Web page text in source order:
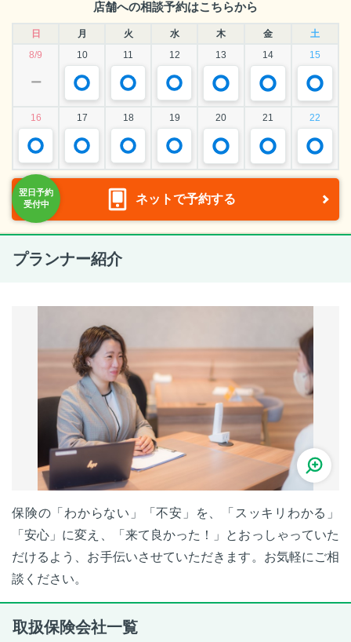
店舗への相談予約はこちらから
日 月 火 水 木 金
土
8/9
10 11 12 13 14 15
ー
16 17 18 19 20 21 22
ネットで予約する
プランナー紹介
保険の「わからない」「不安」を、「スッキリわかる」
「安心」に変え、「来て良かった！」とおっしゃっていた
だけるよう、お手伝いさせていただきます。お気軽にご相
談ください。
取扱保険会社一覧